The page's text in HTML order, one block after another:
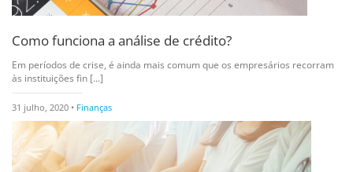
Como funciona a análise de crédito?
Em períodos de crise, é ainda mais comum que os empresários recorram
às instituições fin [...]
31 julho, 2020 • Finanças